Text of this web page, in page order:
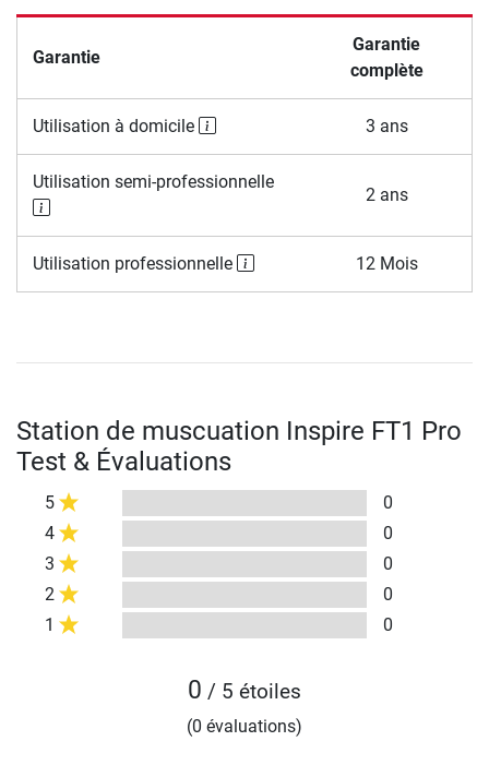
Garantie
Garantie
complète
Utilisation à domicile 3 ans
Utilisation semi-professionnelle
2 ans
Utilisation professionnelle 12 Mois
Station de muscuation Inspire FT1 Pro
Test & Évaluations
5
0
4
0
3
0
2
0
1
0
0 / 5 étoiles
(0 évaluations)